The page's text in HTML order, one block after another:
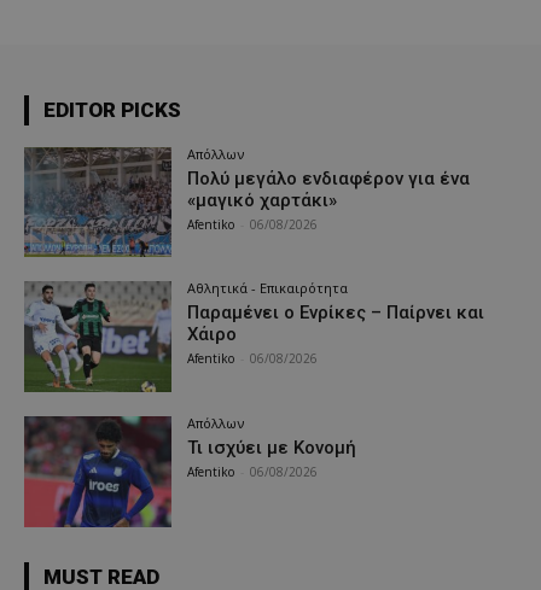
EDITOR PICKS
Απόλλων
Πολύ μεγάλο ενδιαφέρον για ένα
«μαγικό χαρτάκι»
Afentiko 06/08/2026
Αθλητικά - Επικαιρότητα
Παραμένει ο Ενρίκες – Παίρνει και
Χάιρο
Afentiko 06/08/2026
Απόλλων
Τι ισχύει με Κονομή
Afentiko 06/08/2026
MUST READ